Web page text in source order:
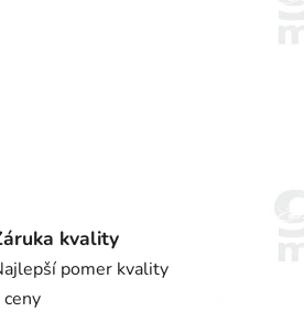
kvality
pomer kvality
ceny